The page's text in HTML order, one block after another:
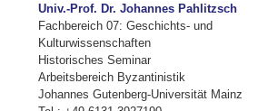
Univ.-Prof. Dr. Johannes Pahlitzsch
Fachbereich 07: Geschichts- und
Kulturwissenschaften
Historisches Seminar
Arbeitsbereich Byzantinistik
Johannes Gutenberg-Universität Mainz